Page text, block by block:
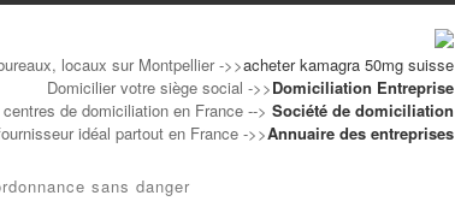
locaux sur Montpellier ->>acheter kamagra 50mg suisse
Domicilier votre siège social ->>Domiciliation Entreprise
de domiciliation en France --> Société de domiciliation
idéal partout en France ->>Annuaire des entreprises
sans danger